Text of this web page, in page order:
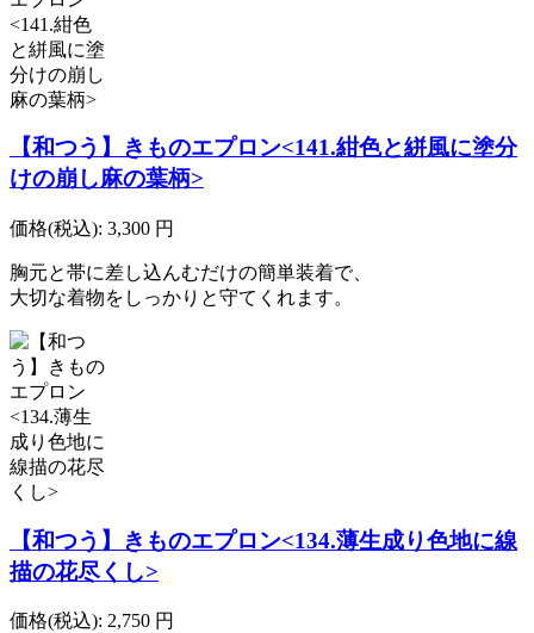
【和つう】きものエプロン<141.紺色と絣風に塗分
けの崩し麻の葉柄>
価格(税込): 3,300 円
胸元と帯に差し込んむだけの簡単装着で、
大切な着物をしっかりと守てくれます。
【和つう】きものエプロン<134.薄生成り色地に線
描の花尽くし>
価格(税込): 2,750 円